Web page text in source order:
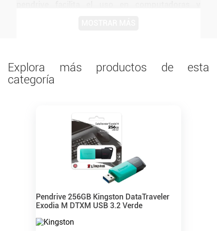
Explora más productos de esta
categoría
Pendrive 256GB Kingston DataTraveler
Exodia M DTXM USB 3.2 Verde